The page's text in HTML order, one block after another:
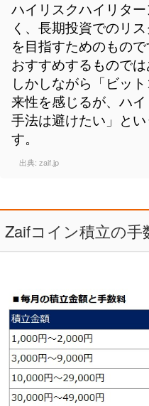
ハイリスクハイリタ
く、長期投資でのリ
を目指すためのもの
おすすめするものでは
しかしながら「ビッ
来性を感じるが、ハ
手法は避けたい」と
す。
出典: zaif.jp
Zaifコイン積立の手